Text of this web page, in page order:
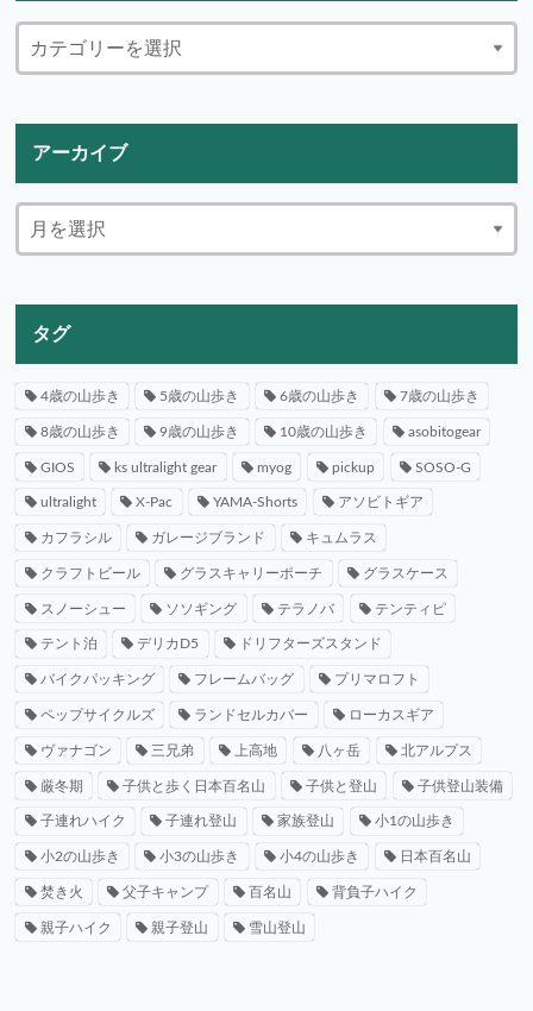
アーカイブ
タグ
4歳の山歩き 5歳の山歩き 6歳の山歩き 7歳の山歩き
8歳の山歩き 9歳の山歩き 10歳の山歩き asobitogear
GIOS ks ultralight gear myog pickup SOSO-G
ultralight X-Pac YAMA-Shorts アソビトギア
カフラシル ガレージブランド キュムラス
クラフトビール グラスキャリーポーチ グラスケース
スノーシュー ソソギング テラノバ テンティピ
テント泊 デリカD5 ドリフターズスタンド
バイクパッキング フレームバッグ プリマロフト
ペップサイクルズ ランドセルカバー ローカスギア
ヴァナゴン 三兄弟 上高地 八ヶ岳 北アルプス
厳冬期 子供と歩く日本百名山 子供と登山 子供登山装備
子連れハイク 子連れ登山 家族登山 小1の山歩き
小2の山歩き 小3の山歩き 小4の山歩き 日本百名山
焚き火 父子キャンプ 百名山 背負子ハイク
親子ハイク 親子登山 雪山登山